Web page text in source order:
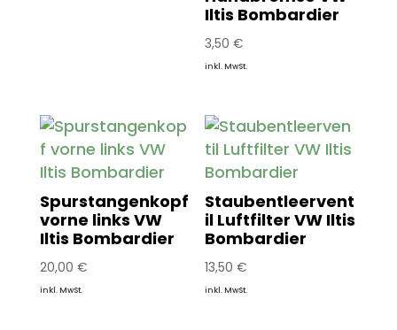
Iltis Bombardier
3,50€
inkl. MwSt.
Spurstangenkopf
vorne links VW
Iltis Bombardier
20,00 €
inkl. MwSt.
Staubentleervent
il Luftfilter VW Iltis
Bombardier
13,50€
inkl. MwSt.